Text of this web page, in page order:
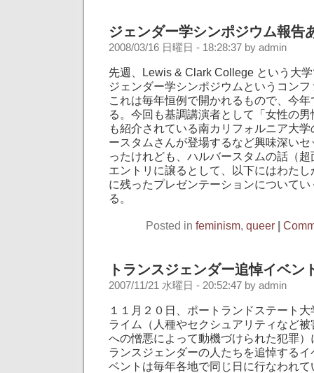
ジェンダー学シンポジウム報告
2008/03/16 日曜日 - 18:28:37 by admin
先週、Lewis & Clark College という大
ジェンダー学シンポジウムというコン
これは毎年恒例で開かれるもので、今
る。今回も基調講演者として「女性の
も紹介されている南カリフォルニア大
ースタムさんが登場するなど興味深い
ったけれども、ハルバースタムの話（
エントリに譲るとして、以下にはわた
に残ったプレゼンテーションについて
る。
Posted in feminism, queer |
トランスジェンダー追悼イベン
2007/11/21 水曜日 - 20:52:47 by admin
１１月２０日、ポートランドステート
ライム（人種やセクシュアリティなど
への憎悪によって動機づけられた犯罪
ランスジェンダーの人たちを追悼する
ベントは毎年各地で同じ日に行なわれて